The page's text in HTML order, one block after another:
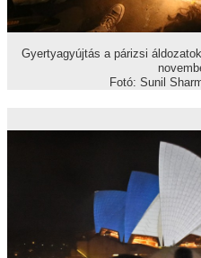
Gyertyagyújtás a párizsi
Fotó: Sunil